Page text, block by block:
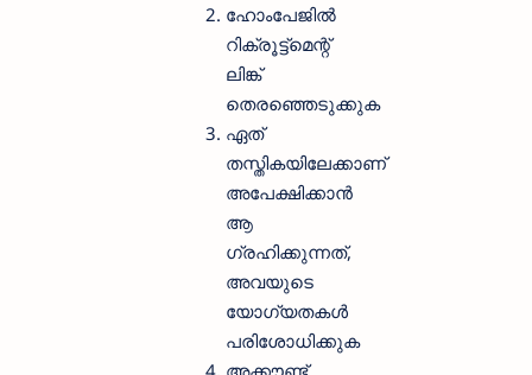
ഹോംപേജിൽ
റിക്രൂട്ട്മെന്റ്
ലിങ്ക്
തെരഞ്ഞെടുക്കുക
ഏത്
തസ്തികയിലേക്കാണ്
അപേക്ഷിക്കാൻ
ആ​
ഗ്രഹിക്കുന്നത്,
അവയുടെ
യോ​ഗ്യതകൾ
പരിശോധിക്കുക
അക്കൗണ്ട്